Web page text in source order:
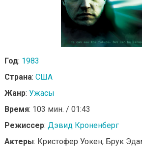
Год: 1983
Страна: США
Жанр: Ужасы
Время: 103 мин. / 01:43
Режиссер: Дэвид Кроненберг
Актеры: Кристофер Уокен, Брук